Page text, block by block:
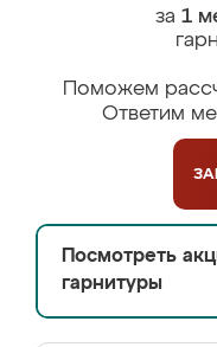
за 1
Поможем
Ответим
Посмотреть
гарнитуры